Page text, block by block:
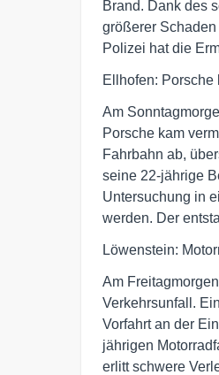
Brand. Dank des
größerer
Polizei hat die
Ellhofen: Porsche
Am
Porsche kam
Fahrbahn ab,
seine 22-jährige
Untersuchung in
werden. Der
Löwenstein:
Am
Verkehrsunfall.
Vorfahrt an der
jährigen
erlitt schwere